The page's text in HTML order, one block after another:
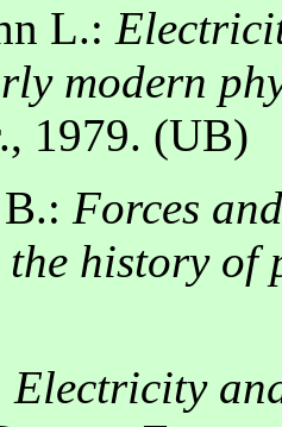
L.:
modern
1979. (UB)
Forces
history of
Electricity